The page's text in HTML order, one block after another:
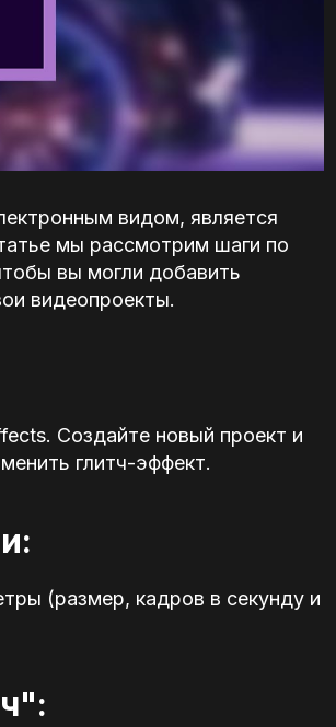
видом, является
мы рассмотрим шаги по
вы могли добавить
видеопроекты.
Создайте новый проект и
глитч-эффект.
(размер, кадров в секунду и